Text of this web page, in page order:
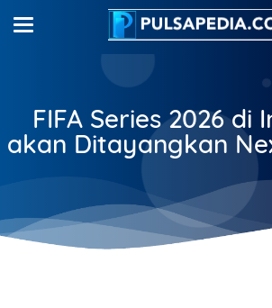
FIFA Series 2026 di
akan Ditayangkan